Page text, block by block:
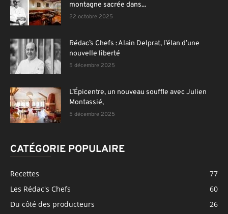
montagne sacrée dans...
22 octobre 2025
Rédac’s Chefs : Alain Delprat, l’élan d’une
nouvelle liberté
5 décembre 2025
L’Épicentre, un nouveau souffle avec Julien
Montassié,
5 décembre 2025
CATÉGORIE POPULAIRE
Recettes
77
Les Rédac's Chefs
60
Du côté des producteurs
26